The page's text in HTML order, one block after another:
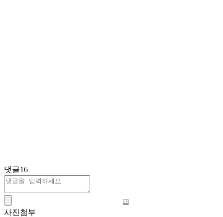
댓글16
사진첨부